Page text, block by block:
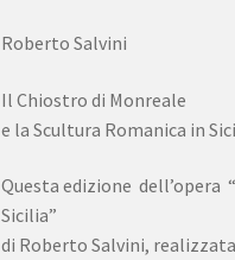
Roberto Salvini
Il Chiostro di Monreale
e la Scultura Romanica in
Questa edizione dell’opera
Sicilia”
di Roberto Salvini,